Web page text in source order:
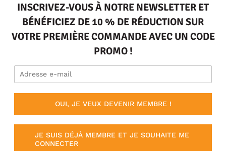
INSCRIVEZ-VOUS À NOTRE NEWSLETTER ET
BÉNÉFICIEZ DE 10 % DE RÉDUCTION SUR
VOTRE PREMIÈRE COMMANDE AVEC UN CODE
PROMO !
OUI, JE VEUX DEVENIR MEMBRE !
JE SUIS DÉJÀ MEMBRE ET JE SOUHAITE ME
CONNECTER